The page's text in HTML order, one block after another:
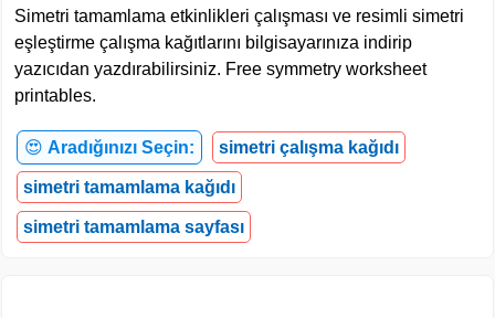
Simetri tamamlama etkinlikleri çalışması ve resimli simetri
eşleştirme çalışma kağıtlarını bilgisayarınıza indirip
yazıcıdan yazdırabilirsiniz. Free symmetry worksheet
printables.
😍 Aradığınızı Seçin: simetri çalışma kağıdı
simetri tamamlama kağıdı
simetri tamamlama sayfası